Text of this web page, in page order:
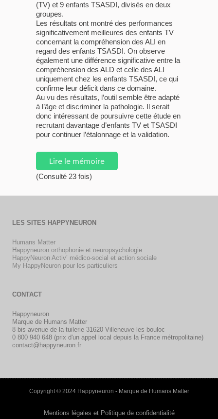
(TV) et 9 enfants TSASDI, divisés en deux
groupes.
Les résultats ont montré des performances
significativement meilleures des enfants TV
concernant la compréhension des ALI en
regard des enfants TSASDI. On observe
également une différence significative entre la
compréhension des ALD et celle des ALI
uniquement chez les enfants TSASDI, ce qui
confirme leur déficit dans ce domaine.
Au vu des résultats, l’outil semble être adapté
à l’âge et discriminer la pathologie. Il serait
donc intéressant de poursuivre cette étude en
recrutant davantage d’enfants TV et TSASDI
pour continuer l’étalonnage et la validation.
Lire le mémoire
(Consulté 23 fois)
LES SITES HAPPYNEURON
Humans Matter
Happyneuron orthophonie et neuropsychologie
HappyNeuron Activ’ médico-social et action sociale
My HappyNeuron pour les particuliers
CONTACT
Happyneuron
Marque de Humans Matter
8 bis avenue de la tuilerie 31620 Villeneuve-les-bouloc
0 800 940 648 (prix d'un appel local depuis la France métropolitaine)
contact@happyneuron.fr
Copyright © 2024 Happyneuron - Marque de Humans Matter
Mentions légales et Politique de confidentialité